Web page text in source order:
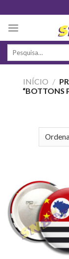
to
content
Pesquisar
INÍCIO /
“BOTTONS